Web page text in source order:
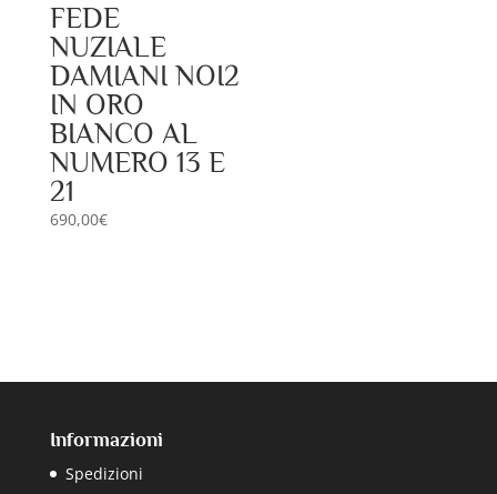
FEDE
NUZIALE
DAMIANI NOI2
IN ORO
BIANCO AL
NUMERO 13 E
21
690,00€
Informazioni
Spedizioni